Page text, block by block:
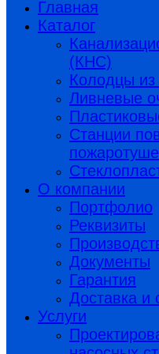
Главная
Каталог
(КНС)
Колодцы из
Ливневые
Станции
О компании
Портфолио
Реквизиты
Документы
Гарантия
Доставка и
Услуги